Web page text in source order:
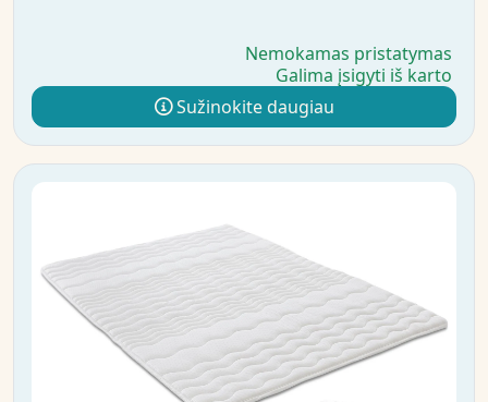
Nemokamas pristatymas
Galima įsigyti iš karto
Sužinokite daugiau